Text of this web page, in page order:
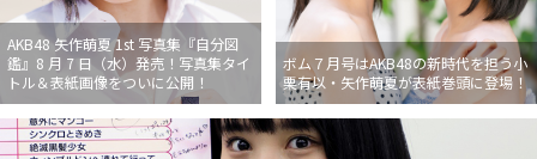
AKB48 矢作萌夏 1st 写真集『自分図
鑑』8 月 7 日（水）発売！写真集タイ
トル＆表紙画像をついに公開！
ボム７月号はAKB48の新時代を担う小
栗有以・矢作萌夏が表紙巻頭に登場！